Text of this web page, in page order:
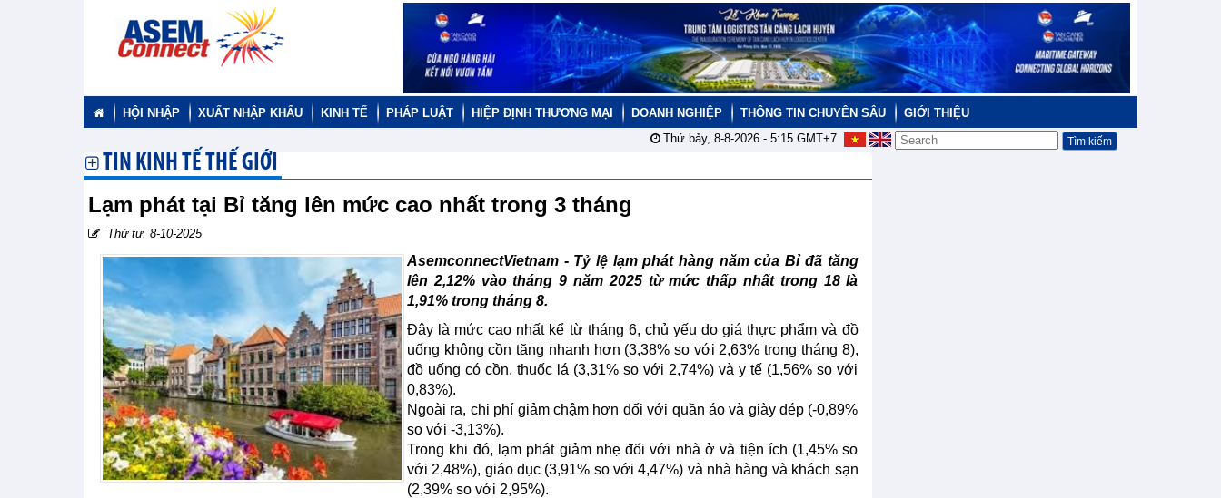
HỘI NHẬP XUẤT NHẬP KHẨU KINH TẾ PHÁP LUẬT HIỆP ĐỊNH THƯƠNG MẠI DOANH NGHIỆP THÔNG TIN CHUYÊN SÂU
GIỚI THIỆU
Thứ bảy, 8-8-2026 - 5:15GMT+7
TIN KINH TẾ THẾ GIỚI
Lạm phát tại Bỉ tăng lên mức cao nhất trong 3 tháng
Thứ tư, 8-10-2025
AsemconnectVietnam - Tỷ lệ lạm phát hàng năm của Bỉ đã tăng
lên 2,12% vào tháng 9 năm 2025 từ mức thấp nhất trong 18 là
1,91% trong tháng 8.
Đây là mức cao nhất kể từ tháng 6, chủ yếu do giá thực phẩm và đồ
uống không cồn tăng nhanh hơn (3,38% so với 2,63% trong tháng 8),
đồ uống có cồn, thuốc lá (3,31% so với 2,74%) và y tế (1,56% so với
0,83%).
Ngoài ra, chi phí giảm chậm hơn đối với quần áo và giày dép (-0,89%
so với -3,13%).
Trong khi đó, lạm phát giảm nhẹ đối với nhà ở và tiện ích (1,45% so
với 2,48%), giáo dục (3,91% so với 4,47%) và nhà hàng và khách sạn
(2,39% so với 2,95%).